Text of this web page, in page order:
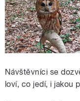
Návštěvníci se
loví, co jedí, i jakou